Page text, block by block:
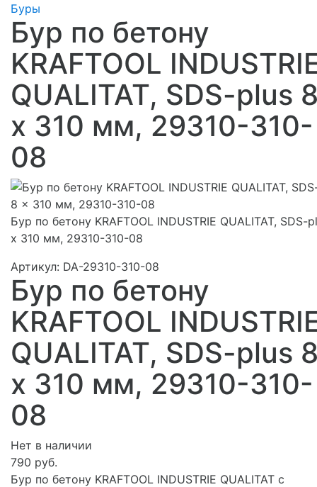
Буры
Бур по бетону
KRAFTOOL
QUALITAT, SDS-plus
x 310 мм, 29310-310-
08
Бур по бетону KRAFTOOL INDUSTRIE QUALITAT, SDS-
x 310 мм, 29310-310-08
Артикул: DA-29310-310-08
Бур по бетону
KRAFTOOL
QUALITAT, SDS-plus
x 310 мм, 29310-310-
08
Нет в наличии
790 руб.
Бур по бетону KRAFTOOL INDUSTRIE QUALITAT с